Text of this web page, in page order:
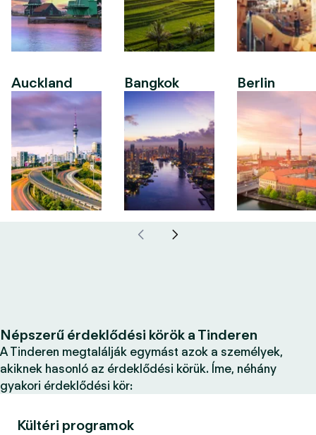
Auckland Bangkok Berlin
Népszerű érdeklődési körök a Tinderen
A Tinderen megtalálják egymást azok a személyek,
akiknek hasonló az érdeklődési körük. Íme, néhány
gyakori érdeklődési kör:
Kültéri programok